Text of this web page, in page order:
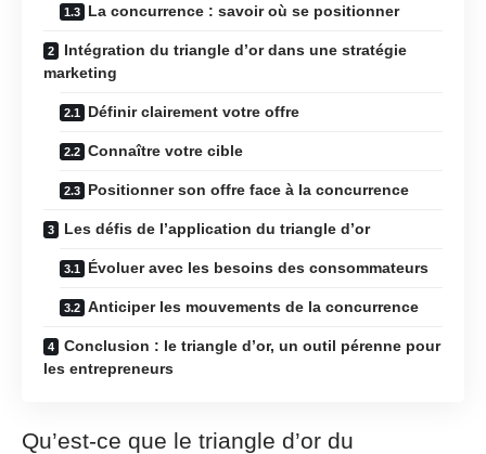
La concurrence : savoir où se positionner
Intégration du triangle d’or dans une stratégie
marketing
Définir clairement votre offre
Connaître votre cible
Positionner son offre face à la concurrence
Les défis de l’application du triangle d’or
Évoluer avec les besoins des consommateurs
Anticiper les mouvements de la concurrence
Conclusion : le triangle d’or, un outil pérenne pour
les entrepreneurs
Qu’est-ce que le triangle d’or du